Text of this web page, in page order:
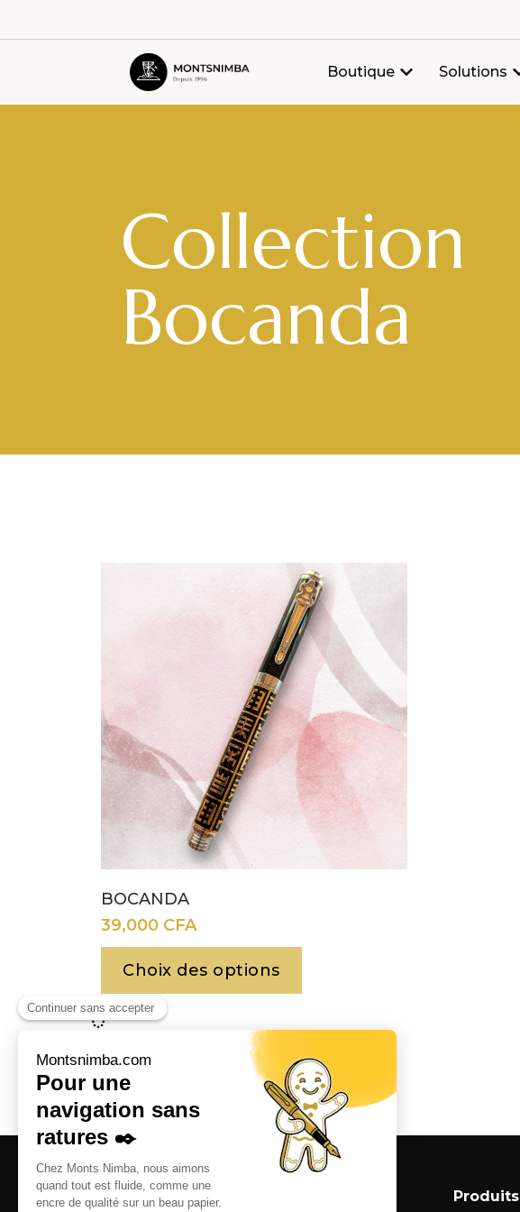
Boutique Solutions
Collection
Bocanda
BOCANDA
39,000 CFA
Choix des options
Produits